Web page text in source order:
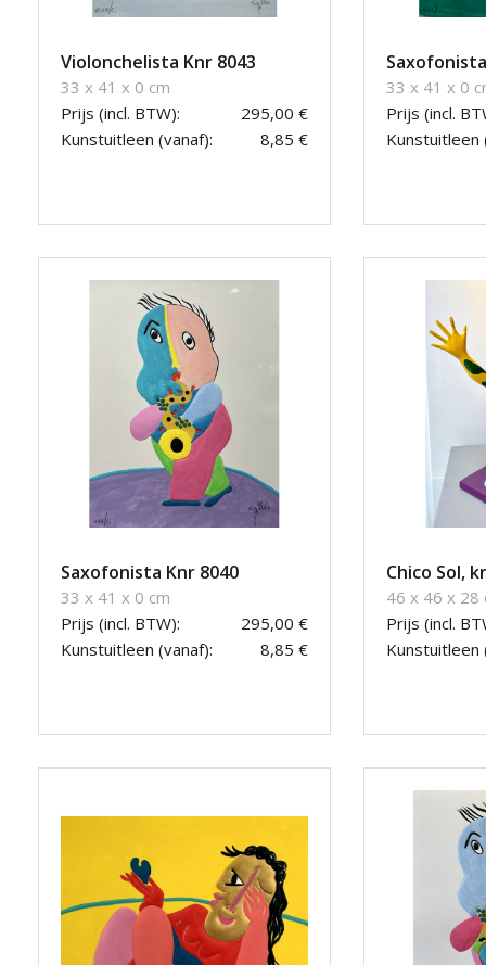
Violonchelista Knr 8043
33 x 41 x 0 cm
Prijs (incl. BTW):
295,00 €
Kunstuitleen (vanaf):
8,85 €
33 x 41 x 0
Prijs (incl.
Kunstuitleen
Saxofonista Knr 8040
33 x 41 x 0 cm
Prijs (incl. BTW):
295,00 €
Kunstuitleen (vanaf):
8,85 €
Chico Sol,
46 x 46 x 28
Prijs (incl.
Kunstuitleen